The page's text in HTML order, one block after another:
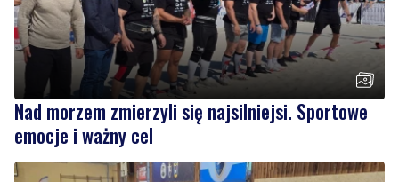
Nad morzem zmierzyli się najsilniejsi. Sportowe
emocje i ważny cel